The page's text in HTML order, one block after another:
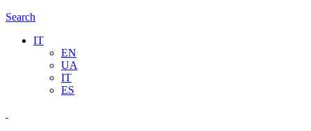
Search
IT
EN
UA
IT
ES